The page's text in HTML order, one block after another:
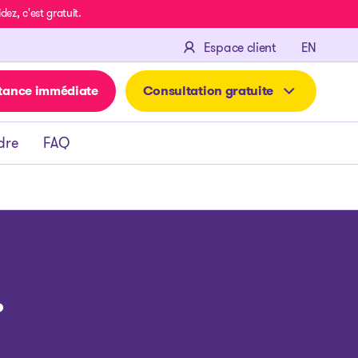
c'est gratuit.
Espace client EN
immédiate Consultation gratuite
FAQ